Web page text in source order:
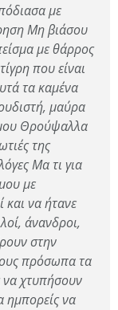
με
Μη βιάσου
με θάρρος
που είναι
τα καμένα
μαύρα
Θρούψαλλα
της
Μα τι για
με
και να ήτανε
άνανδροι,
στην
πρόσωπα τα
να χτυπήσουν
ημπορείς να